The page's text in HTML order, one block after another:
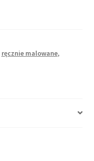
ręcznie malowane,